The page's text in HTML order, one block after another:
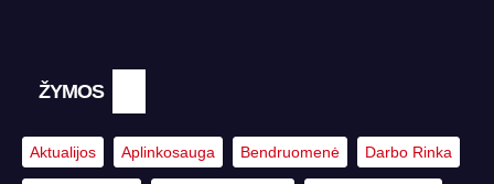
ŽYMOS
Aktualijos Aplinkosauga Bendruomenė Darbo Rinka